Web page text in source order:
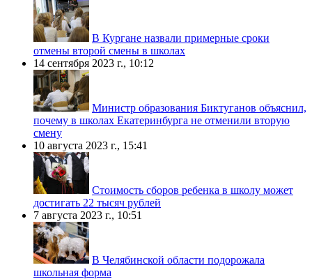
В Кургане назвали примерные сроки
отмены второй смены в школах
14 сентября 2023 г., 10:12
Министр образования Биктуганов объяснил,
почему в школах Екатеринбурга не отменили вторую
смену
10 августа 2023 г., 15:41
Стоимость сборов ребенка в школу может
достигать 22 тысяч рублей
7 августа 2023 г., 10:51
В Челябинской области подорожала
школьная форма